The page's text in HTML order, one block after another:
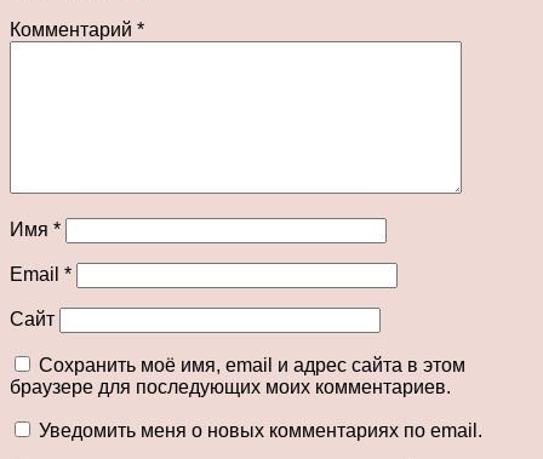
Комментарий *
Имя *
Email *
Сайт
Сохранить моё имя, email и адрес сайта в этом
браузере для последующих моих комментариев.
Уведомить меня о новых комментариях по email.